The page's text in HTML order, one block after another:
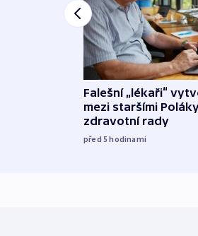
Falešní „lékaři“
mezi staršími
zdravotní rady
před 5hodinami